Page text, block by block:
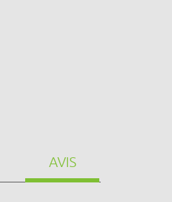
AVIS